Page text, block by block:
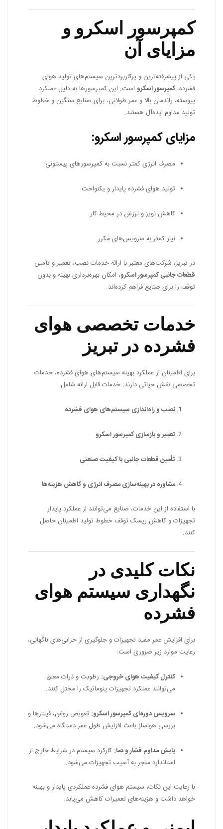
کمپرسور اسکرو و
مزایای آن
یکی از پیشرفته‌ترین و پرکاربردترین سیستم‌های تولید هوای
فشرده، کمپرسور اسکرو است. این کمپرسورها به دلیل عملکرد
پیوسته، راندمان بالا و عمر طولانی، برای صنایع سنگین و خطوط
تولید مداوم ایده‌آل هستند.
مزایای کمپرسور اسکرو:
مصرف انرژی کمتر نسبت به کمپرسورهای پیستونی
تولید هوای فشرده پایدار و یکنواخت
کاهش نویز و لرزش در محیط کار
نیاز کمتر به سرویس‌های مکرر
در تبریز، شرکت‌های معتبر با ارائه خدمات نصب، تعمیر و تأمین
قطعات جانبی کمپرسور اسکرو، امکان بهره‌برداری بهینه و بدون
توقف را برای صنایع فراهم کرده‌اند.
خدمات تخصصی هوای
فشرده در تبریز
برای اطمینان از عملکرد بهینه سیستم‌های هوای فشرده، خدمات
تخصصی نقش حیاتی دارند. خدمات قابل ارائه شامل:
نصب و راه‌اندازی سیستم‌های هوای فشرده
تعمیر و بازسازی کمپرسور اسکرو
تأمین قطعات جانبی با کیفیت صنعتی
مشاوره در بهینه‌سازی مصرف انرژی و کاهش هزینه‌ها
با استفاده از این خدمات، صنایع می‌توانند از عملکرد پایدار
تجهیزات و کاهش ریسک توقف خطوط تولید اطمینان حاصل
کنند.
نکات کلیدی در
نگهداری سیستم هوای
فشرده
برای افزایش عمر مفید تجهیزات و جلوگیری از خرابی‌های ناگهانی،
رعایت موارد زیر ضروری است:
کنترل کیفیت هوای خروجی: رطوبت و ذرات معلق
می‌توانند عملکرد تجهیزات پنوماتیک را مختل کنند.
سرویس دوره‌ای کمپرسور اسکرو: تعویض روغن، فیلترها و
بررسی هواساز باعث افزایش طول عمر دستگاه می‌شود.
پایش مداوم فشار و دما: کارکرد سیستم در شرایط خارج از
استاندارد منجر به آسیب تجهیزات می‌شود.
با رعایت این نکات، سیستم هوای فشرده عملکردی پایدار و بهینه
خواهد داشت و هزینه‌های تعمیرات کاهش می‌یابد.